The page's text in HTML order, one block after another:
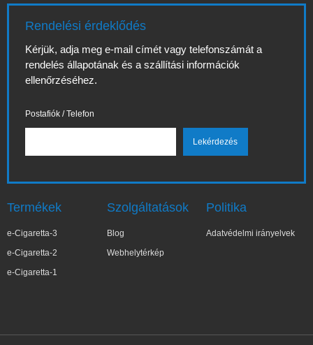
Rendelési érdeklődés
Kérjük, adja meg e-mail címét vagy telefonszámát a
rendelés állapotának és a szállítási információk
ellenőrzéséhez.
Postafiók / Telefon
Termékek
e-Cigaretta-3
e-Cigaretta-2
e-Cigaretta-1
Szolgáltatások
Blog
Webhelytérkép
Politika
Adatvédelmi irányelvek